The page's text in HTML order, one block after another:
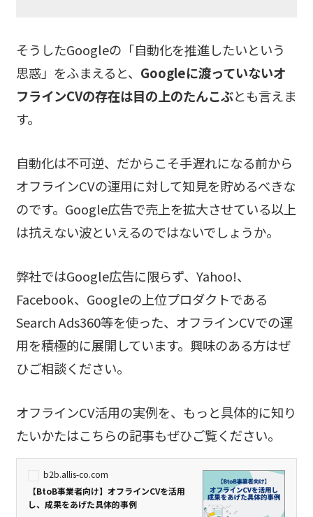
そうしたGoogleの「自動化を推進したいという
思惑」をふまえると、 Googleに渡っていないオ
フラインCVの存在は目の上のたんこぶとも言えま
す。
自動化は不可逆、だからこそ手遅れになる前から
オフラインCVの運用に対して知見を貯めるべきな
のです。Google広告で売上を拡大させている以上
は抗えない波といえるのではないでしょうか。
弊社ではGoogle広告に限らず、Yahoo!、
Facebook、Googleの上位プロダクトである
Search Ads360等を使った、オフラインCVでの運
用を積極的に展開しています。興味のある方はぜ
ひご相談ください。
オフラインCV活用の実例を、もっと具体的に知り
たいかたはこちらの記事もぜひご覧ください。
b2b.allis-co.com
【BtoB事業者向け】オフラインCVを活用
し、成果をあげた具体的事例